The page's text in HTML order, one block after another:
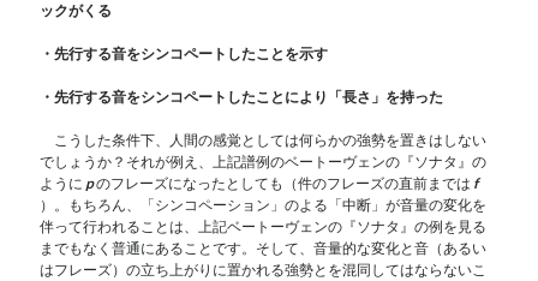
ックがくる
・先行する音をシンコペートしたことを示す
・先行する音をシンコペートしたことにより「長さ」を持った
こうした条件下、人間の感覚としては何らかの強勢を置きはしない
でしょうか？それが例え、上記譜例のベートーヴェンの『ソナタ』の
ように pのフレーズになったとしても（件のフレーズの直前までは f
）。もちろん、「シンコペーション」のよる「中断」が音量の変化を
伴って行われることは、上記ベートーヴェンの『ソナタ』の例を見る
までもなく普通にあることです。そして、音量的な変化と音（あるい
はフレーズ）の立ち上がりに置かれる強勢とを混同してはならないこ